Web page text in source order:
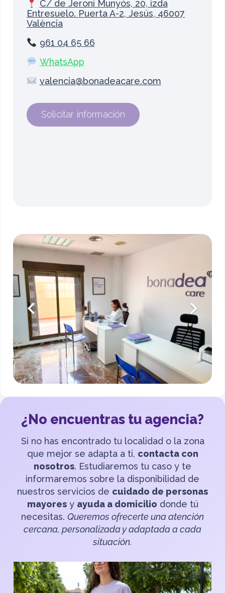
C/ de Jeroni Munyós, 20, izda
Entresuelo. Puerta A-2, Jesús, 46007
València
961 04 65 66
WhatsApp
valencia@bonadeacare.com
Solicitar información
¿No encuentras tu agencia?
Si no has encontrado tu localidad o la zona
que mejor se adapta a ti, contacta con
nosotros. Estudiaremos tu caso y te
informaremos sobre la disponibilidad de
nuestros servicios de cuidado de personas
mayoresy ayuda a domicilio donde tú
necesitas. Queremos ofrecerte una atención
cercana, personalizada y adaptada a cada
situación.